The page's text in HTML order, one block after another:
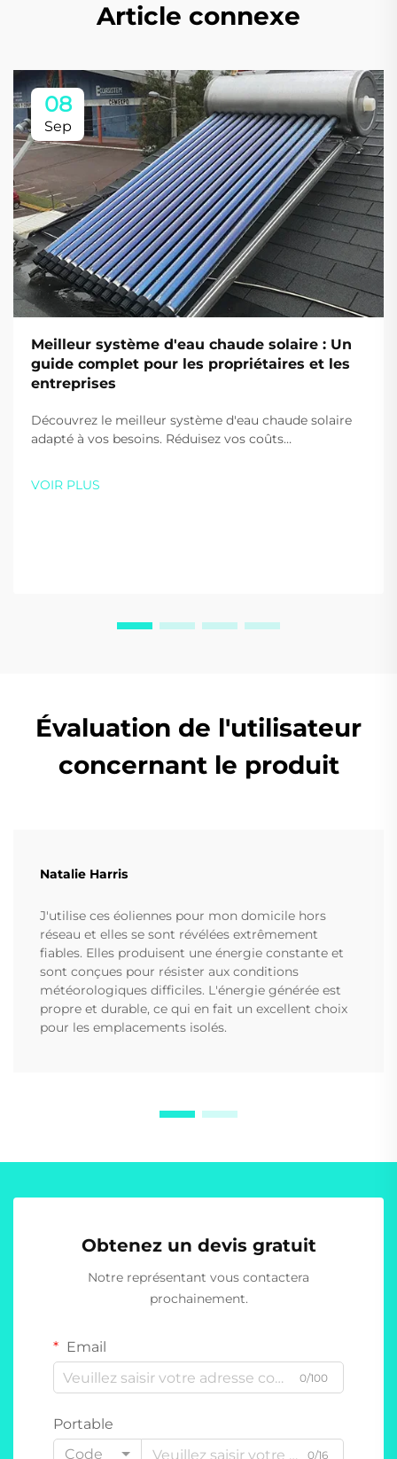
Article connexe
08
Sep
Meilleur système d'eau chaude solaire : Un
guide complet pour les propriétaires et les
entreprises
Découvrez le meilleur système d'eau chaude solaire
adapté à vos besoins. Réduisez vos coûts
efficacité de Sidite. Obtenez dès aujourd'hui votre
VOIR PLUS
Évaluation de l'utilisateur
concernant le produit
Natalie Harris
J'utilise ces éoliennes pour mon domicile hors
réseau et elles se sont révélées extrêmement
fiables. Elles produisent une énergie constante et
sont conçues pour résister aux conditions
météorologiques difficiles. L'énergie générée est
propre et durable, ce qui en fait un excellent choix
pour les emplacements isolés.
Obtenez un devis gratuit
Notre représentant vous contactera
prochainement.
Email
0/100
Portable
Code
0/16